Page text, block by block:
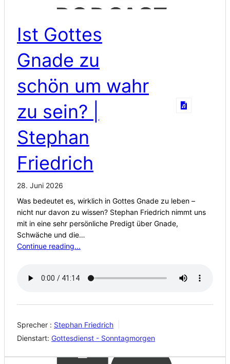
Ist Gottes
Gnade zu
schön um wahr
zu sein? |
Stephan
Friedrich
28. Juni 2026
Was bedeutet es, wirklich in Gottes Gnade zu leben –
nicht nur davon zu wissen? Stephan Friedrich nimmt uns
mit in eine sehr persönliche Predigt über Gnade,
Schwäche und die…
Continue reading...
Sprecher : Stephan Friedrich
Dienstart: Gottesdienst - Sonntagmorgen